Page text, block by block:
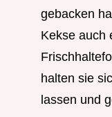
gebacken
Kekse auch
halten sie
lassen und